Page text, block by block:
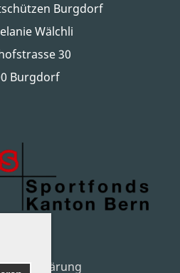
Burgdorf
Wälchli
30
Burgdorf